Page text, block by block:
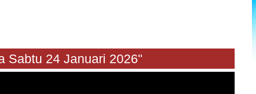
24 Januari 2026"